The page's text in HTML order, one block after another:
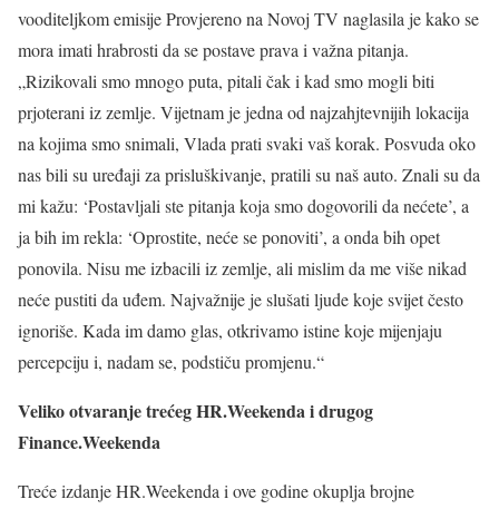
vooditeljkom emisije Provjereno na Novoj TV naglasila je kako se
mora imati hrabrosti da se postave prava i važna pitanja.
„Rizikovali smo mnogo puta, pitali čak i kad smo mogli biti
prjoterani iz zemlje. Vijetnam je jedna od najzahjtevnijih lokacija
na kojima smo snimali, Vlada prati svaki vaš korak. Posvuda oko
nas bili su uređaji za prisluškivanje, pratili su naš auto. Znali su da
mi kažu: ‘Postavljali ste pitanja koja smo dogovorili da nećete’, a
ja bih im rekla: ‘Oprostite, neće se ponoviti’, a onda bih opet
ponovila. Nisu me izbacili iz zemlje, ali mislim da me više nikad
neće pustiti da uđem. Najvažnije je slušati ljude koje svijet često
ignoriše. Kada im damo glas, otkrivamo istine koje mijenjaju
percepciju i, nadam se, podstiču promjenu.“
Veliko otvaranje trećeg HR.Weekenda i drugog
Finance.Weekenda
Treće izdanje HR.Weekenda i ove godine okuplja brojne